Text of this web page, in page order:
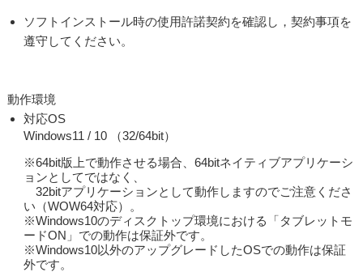
ソフトインストール時の使用許諾契約を確認し，契約事項を
遵守してください。
動作環境
対応OS
Windows11 / 10 （32/64bit）
※64bit版上で動作させる場合、64bitネイティブアプリケーシ
ョンとしてではなく、
32bitアプリケーションとして動作しますのでご注意くださ
い（WOW64対応）。
※Windows10のディスクトップ環境における「タブレットモ
ードON」での動作は保証外です。
※Windows10以外のアップグレードしたOSでの動作は保証
外です。